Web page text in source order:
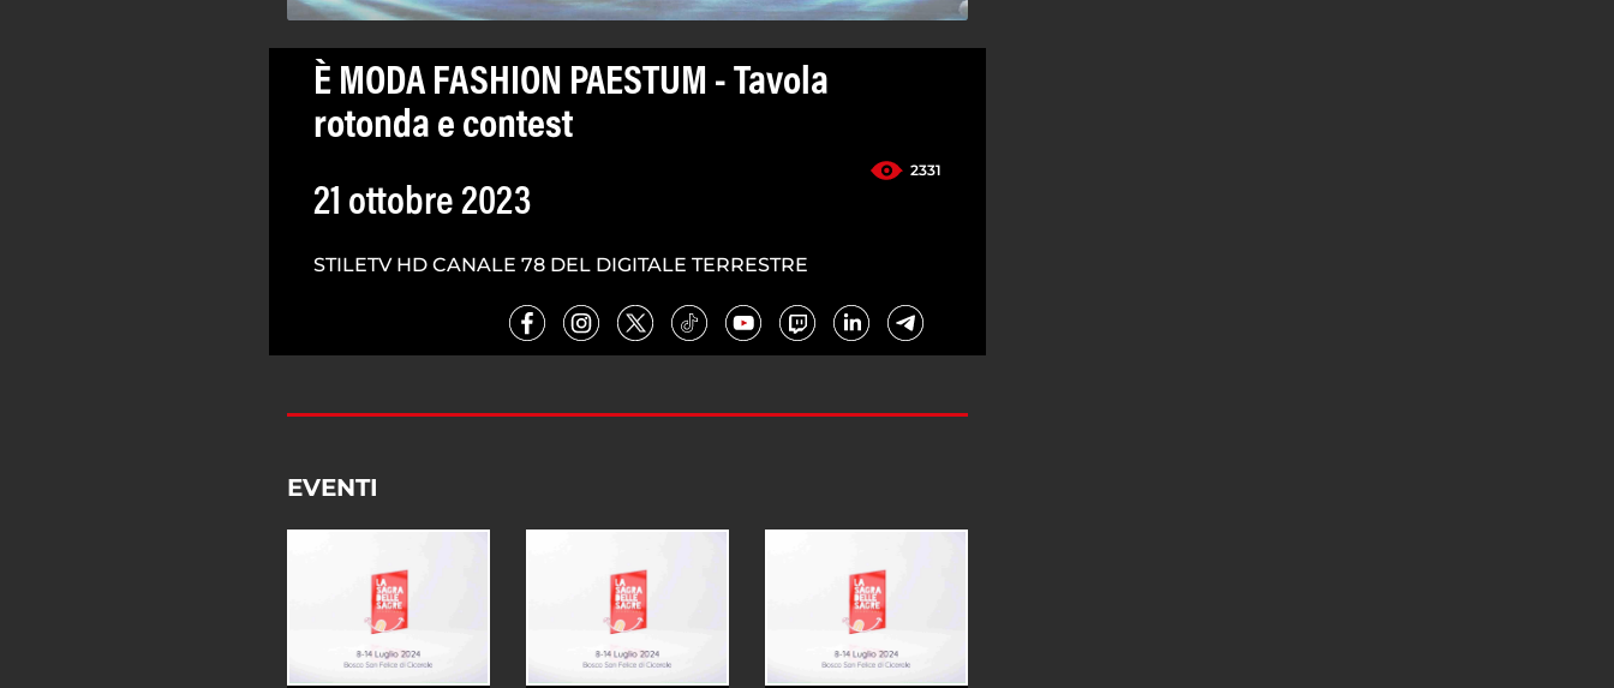
È MODA FASHION PAESTUM - Tavola
rotonda e contest
2331
21 ottobre 2023
STILETV HD CANALE 78 DEL DIGITALE TERRESTRE
EVENTI